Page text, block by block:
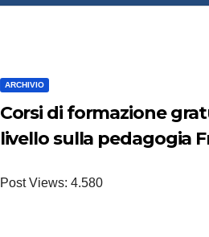
ARCHIVIO
Corsi di formazione
livello sulla pedagogia
Post Views: 4.580